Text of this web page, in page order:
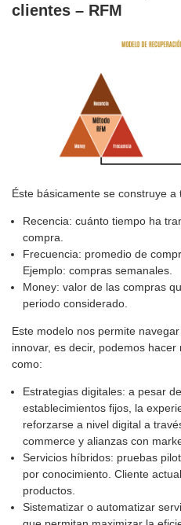
clientes – RFM
Éste básicamente se construye
Recencia: cuánto tiempo ha
compra.
Frecuencia: promedio de
Ejemplo: compras semanales.
Money: valor de las compras
periodo considerado.
Este modelo nos permite
innovar, es decir, podemos
como:
Estrategias digitales: a pesar
establecimientos fijos, la
reforzarse a nivel digital a
commerce y alianzas con
Servicios híbridos: pruebas
por conocimiento. Cliente
productos.
Sistematizar o automatizar